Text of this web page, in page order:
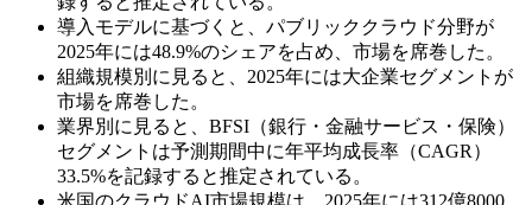
導入モデルに基づくと、パブリッククラウド分野が
2025年には48.9%のシェアを占め、市場を席巻した。
組織規模別に見ると、2025年には大企業セグメントが
市場を席巻した。
業界別に見ると、BFSI（銀行・金融サービス・保険）
セグメントは予測期間中に年平均成長率（CAGR）
33.5%を記録すると推定されている。